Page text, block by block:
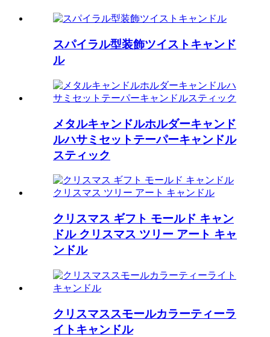
スパイラル型装飾ツイストキャンド
ル
メタルキャンドルホルダーキャンド
ルハサミセットテーパーキャンドル
スティック
クリスマス ギフト モールド キャン
ドル クリスマス ツリー アート キャ
ンドル
クリスマススモールカラーティーラ
イトキャンドル